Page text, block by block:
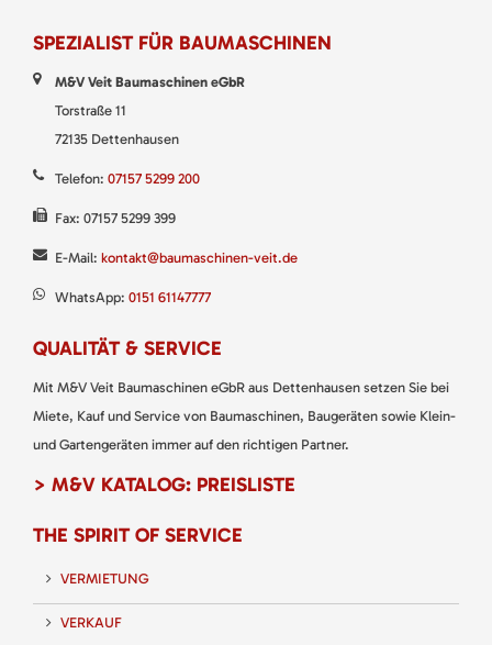
SPEZIALIST FÜR BAUMASCHINEN
M&V Veit Baumaschinen eGbR
Torstraße 11
72135 Dettenhausen
Telefon: 07157 5299 200
Fax: 07157 5299 399
E-Mail: kontakt@baumaschinen-veit.de
WhatsApp: 0151 61147777
QUALITÄT & SERVICE
Mit M&V Veit Baumaschinen eGbR aus Dettenhausen setzen Sie bei
Miete, Kauf und Service von Baumaschinen, Baugeräten sowie Klein-
und Gartengeräten immer auf den richtigen Partner.
> M&V KATALOG: PREISLISTE
THE SPIRIT OF SERVICE
VERMIETUNG
VERKAUF